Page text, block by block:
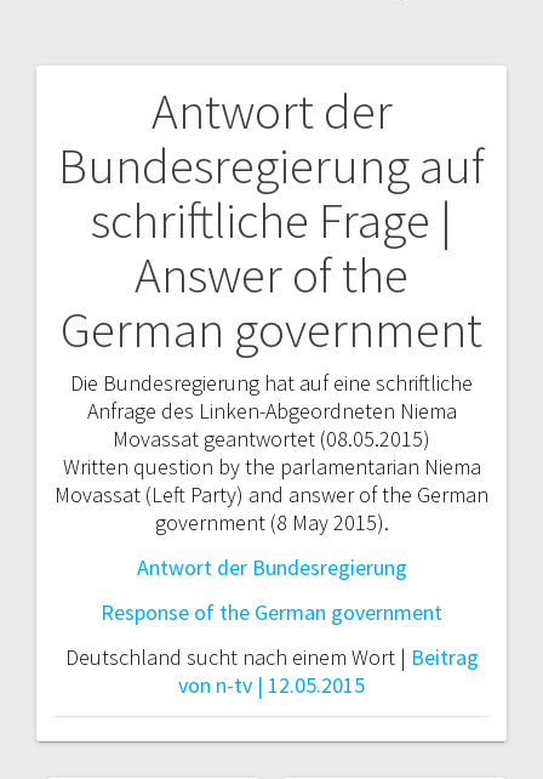
Antwort der
Bundesregierung auf
schriftliche Frage |
Answer of the
German government
Die Bundesregierung hat auf eine schriftliche
Anfrage des Linken-Abgeordneten Niema
Movassat geantwortet (08.05.2015)
Written question by the parlamentarian Niema
Movassat (Left Party) and answer of the German
government (8 May 2015).
Antwort der Bundesregierung
Response of the German government
Deutschland sucht nach einem Wort | Beitrag
von n-tv | 12.05.2015
Beitragsnavigation